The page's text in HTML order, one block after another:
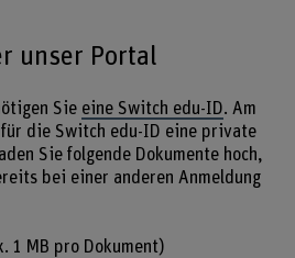
unser Portal
Sie eine Switch edu-ID. Am
die Switch edu-ID eine private
Sie folgende Dokumente hoch,
bei einer anderen Anmeldung
1 MB pro Dokument)